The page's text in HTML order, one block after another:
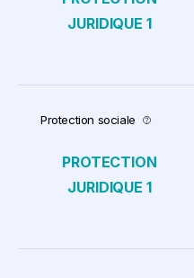
Protection sociale